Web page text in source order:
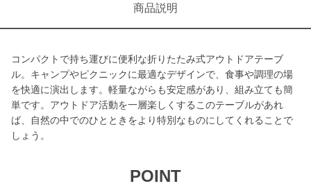
商品説明
コンパクトで持ち運びに便利な折りたたみ式アウトドアテーブ
ル。キャンプやピクニックに最適なデザインで、食事や調理の場
を快適に演出します。軽量ながらも安定感があり、組み立ても簡
単です。アウトドア活動を一層楽しくするこのテーブルがあれ
ば、自然の中でのひとときをより特別なものにしてくれることで
しょう。
POINT